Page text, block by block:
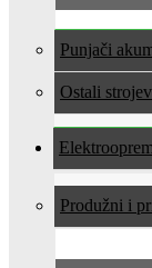
Punjači
Ostali
Produžni i